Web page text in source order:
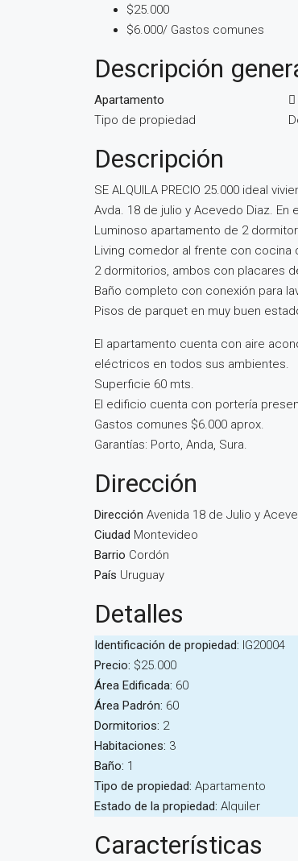
$25.000
$6.000/ Gastos comunes
Descripción
Apartamento
Tipo de propiedad
Descripción
SE ALQUILA PRECIO 25.000 ideal
Avda. 18 de julio y Acevedo Diaz.
Luminoso apartamento de 2
Living comedor al frente con cocina
2 dormitorios, ambos con placares
Baño completo con conexión para
Pisos de parquet en muy buen
El apartamento cuenta con aire
eléctricos en todos sus ambientes.
Superficie 60 mts.
El edificio cuenta con portería
Gastos comunes $6.000 aprox.
Garantías: Porto, Anda, Sura.
Dirección
Dirección Avenida 18 de Julio y
Ciudad Montevideo
Barrio Cordón
País Uruguay
Detalles
Identificación de propiedad: IG20004
Precio: $25.000
Área Edificada: 60
Área Padrón: 60
Dormitorios: 2
Habitaciones: 3
Baño: 1
Tipo de propiedad: Apartamento
Estado de la propiedad: Alquiler
Características